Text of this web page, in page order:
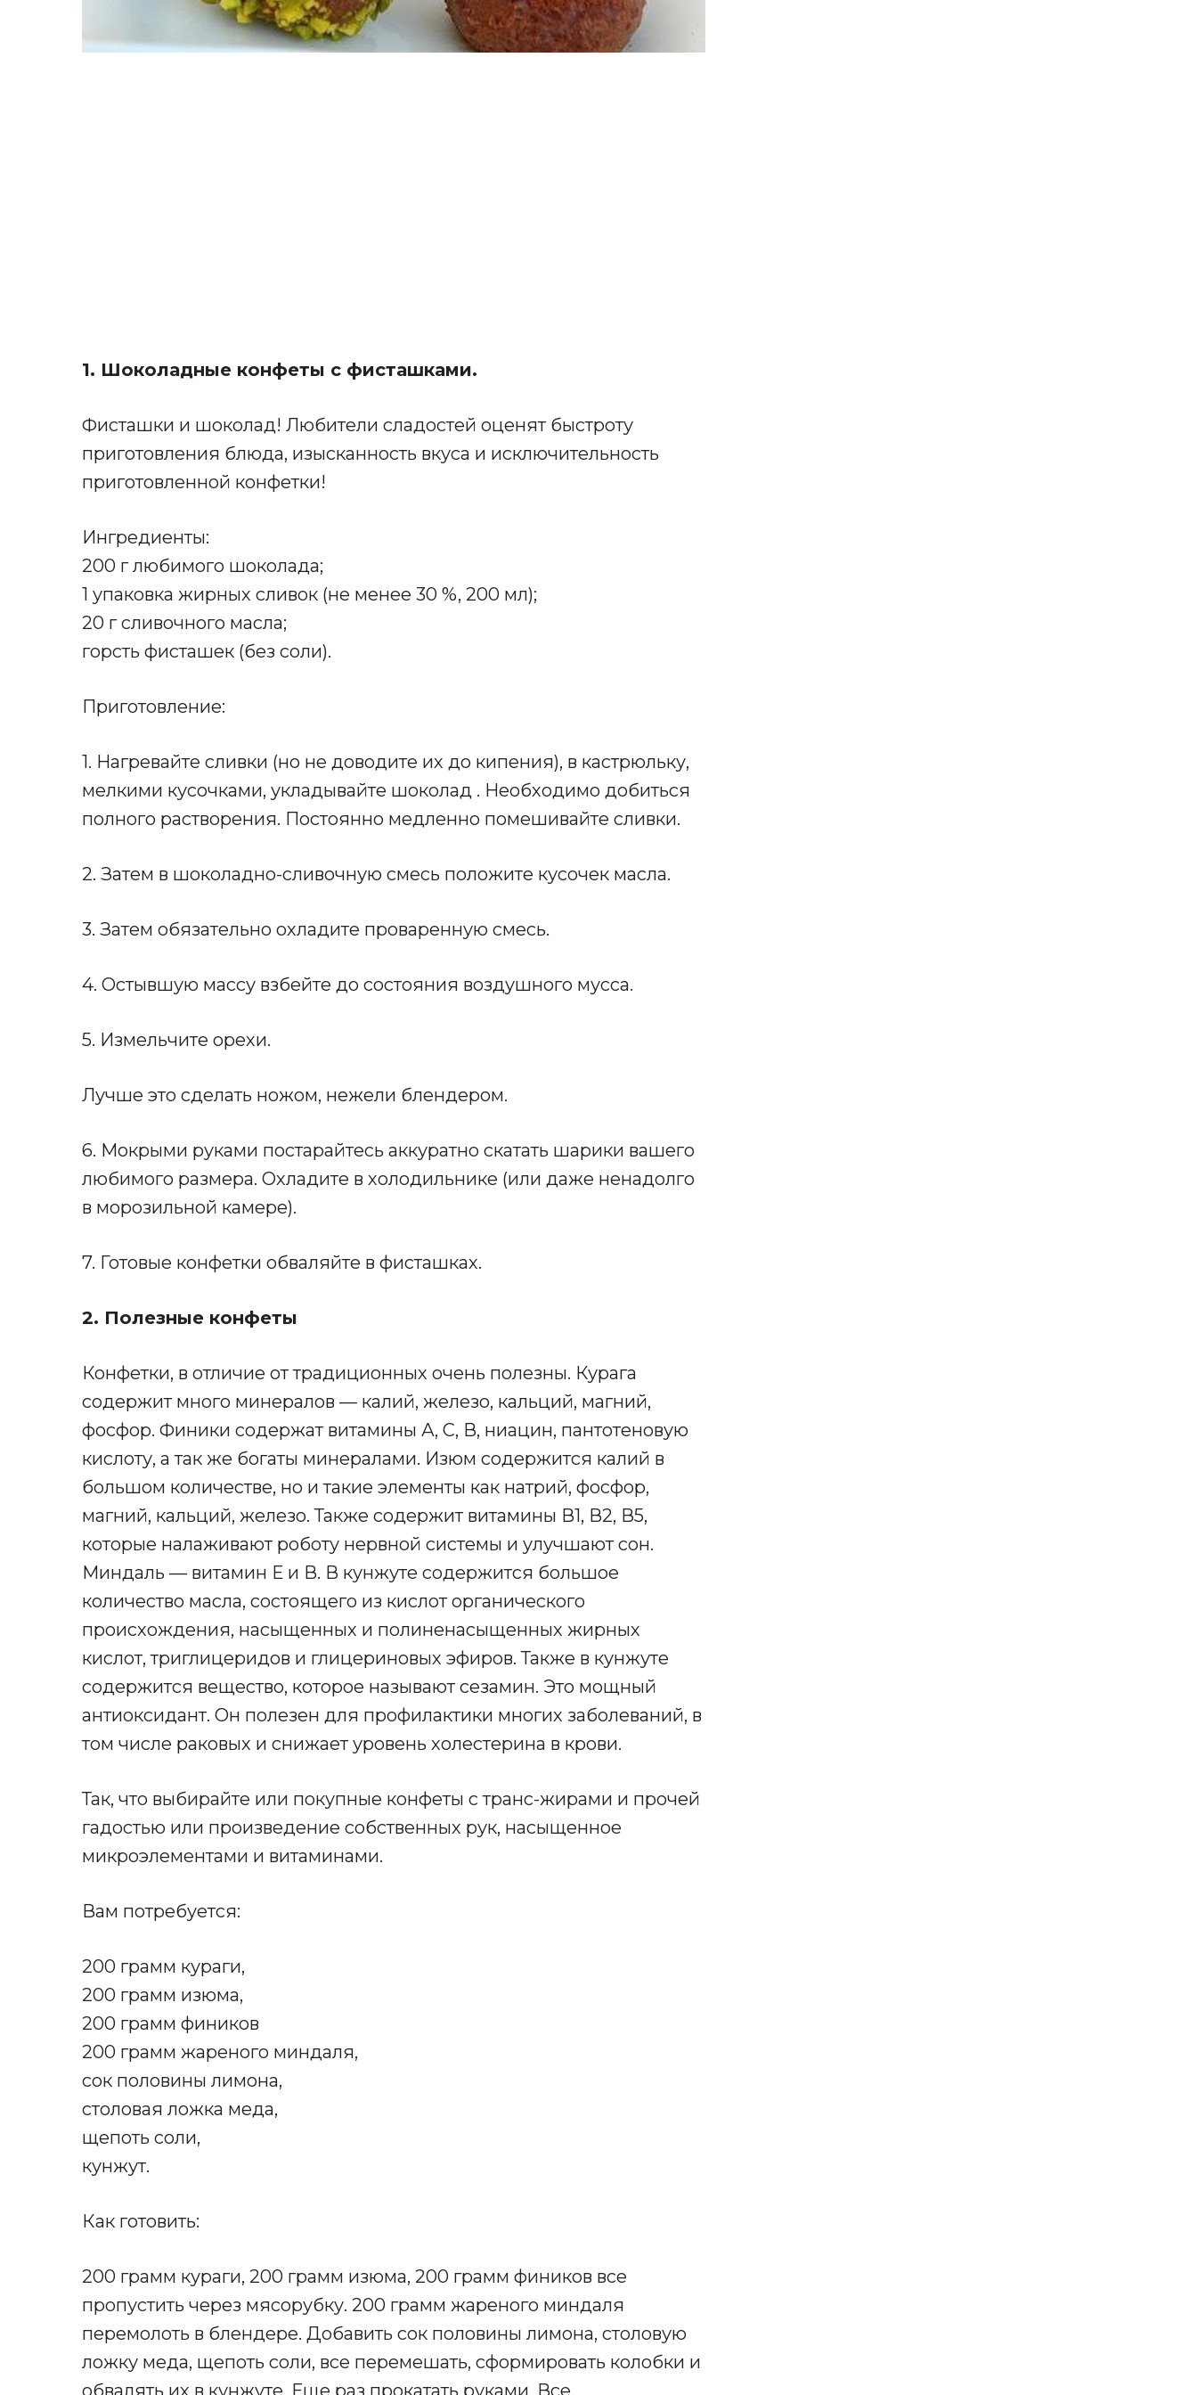
1. Шоколадные конфеты с фисташками.
Фисташки и шоколад! Любители сладостей оценят быстроту
приготовления блюда, изысканность вкуса и исключительность
приготовленной конфетки!
Ингредиенты:
200 г любимого шоколада;
1 упаковка жирных сливок (не менее 30 %, 200 мл);
20 г сливочного масла;
горсть фисташек (без соли).
Приготовление:
1. Нагревайте сливки (но не доводите их до кипения), в кастрюльку,
мелкими кусочками, укладывайте шоколад . Необходимо добиться
полного растворения. Постоянно медленно помешивайте сливки.
2. Затем в шоколадно-сливочную смесь положите кусочек масла.
3. Затем обязательно охладите проваренную смесь.
4. Остывшую массу взбейте до состояния воздушного мусса.
5. Измельчите орехи.
Лучше это сделать ножом, нежели блендером.
6. Мокрыми руками постарайтесь аккуратно скатать шарики вашего
любимого размера. Охладите в холодильнике (или даже ненадолго
в морозильной камере).
7. Готовые конфетки обваляйте в фисташках.
2. Полезные конфеты
Конфетки, в отличие от традиционных очень полезны. Курага
содержит много минералов — калий, железо, кальций, магний,
фосфор. Финики содержат витамины А, С, В, ниацин, пантотеновую
кислоту, а так же богаты минералами. Изюм содержится калий в
большом количестве, но и такие элементы как натрий, фосфор,
магний, кальций, железо. Также содержит витамины В1, В2, В5,
которые налаживают роботу нервной системы и улучшают сон.
Миндаль — витамин Е и В. В кунжуте содержится большое
количество масла, состоящего из кислот органического
происхождения, насыщенных и полиненасыщенных жирных
кислот, триглицеридов и глицериновых эфиров. Также в кунжуте
содержится вещество, которое называют сезамин. Это мощный
антиоксидант. Он полезен для профилактики многих заболеваний, в
том числе раковых и снижает уровень холестерина в крови.
Так, что выбирайте или покупные конфеты с транс-жирами и прочей
гадостью или произведение собственных рук, насыщенное
микроэлементами и витаминами.
Вам потребуется:
200 грамм кураги,
200 грамм изюма,
200 грамм фиников
200 грамм жареного миндаля,
сок половины лимона,
столовая ложка меда,
щепоть соли,
кунжут.
Как готовить:
200 грамм кураги, 200 грамм изюма, 200 грамм фиников все
пропустить через мясорубку. 200 грамм жареного миндаля
перемолоть в блендере. Добавить сок половины лимона, столовую
ложку меда, щепоть соли, все перемешать, сформировать колобки и
обвалять их в кунжуте. Еще раз прокатать руками. Все.